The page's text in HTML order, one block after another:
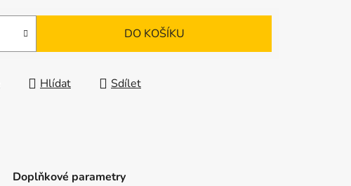
DO KOŠÍKU
Hlídat Sdílet
Doplňkové parametry